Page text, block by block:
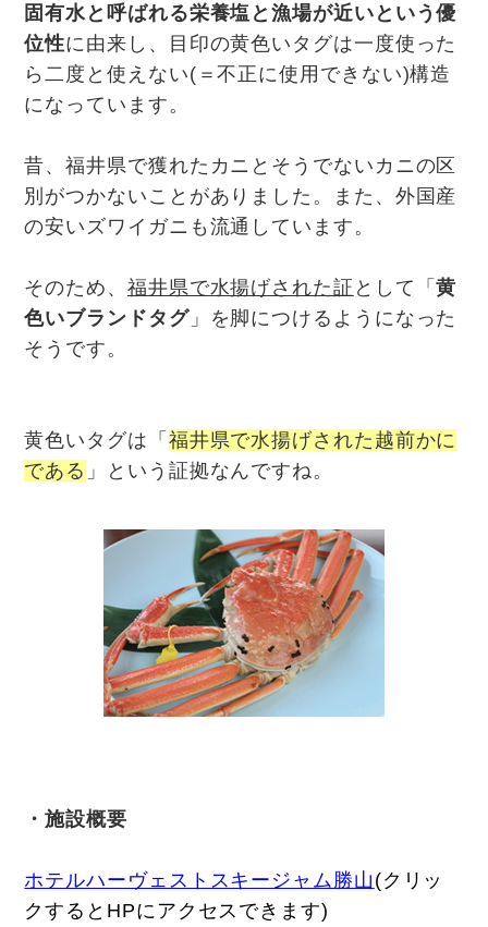
固有水と呼ばれる栄養塩と漁場が近いという優
位性に由来し、目印の黄色いタグは一度使った
ら二度と使えない(＝不正に使用できない)構造
になっています。
昔、福井県で獲れたカニとそうでないカニの区
別がつかないことがありました。また、外国産
の安いズワイガニも流通しています。
そのため、 福井県で水揚げされた証 として「黄
色いブランドタグ」を脚につけるようになった
そうです。
黄色いタグは「 福井県で水揚げされた越前かに
である 」という証拠なんですね。
・施設概要
ホテルハーヴェストスキージャム勝山 (クリッ
クするとHPにアクセスできます)